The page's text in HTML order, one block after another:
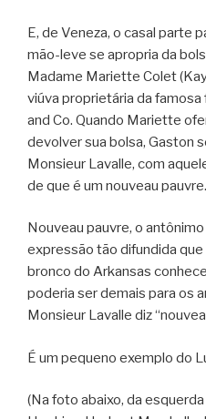
E, de Veneza, o casal parte
mão-leve se apropria da
Madame Mariette Colet
viúva proprietária da
and Co. Quando Mariette
devolver sua bolsa, Gaston
Monsieur Lavalle, com
de que é um nouveau pauvre.
Nouveau pauvre, o
expressão tão difundida
bronco do Arkansas
poderia ser demais para os
Monsieur Lavalle diz
É um pequeno exemplo do
(Na foto abaixo, da